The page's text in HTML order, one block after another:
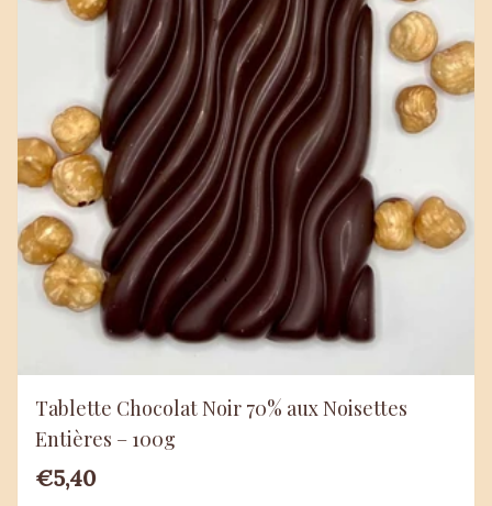
Tablette Chocolat Noir 70% aux Noisettes
Entières – 100g
€5,40